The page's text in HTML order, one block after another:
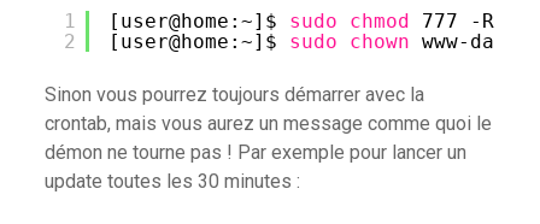
1
2
[user@home:~]$ sudo chmod 777 -R
[user@home:~]$ sudo chown www-
Sinon vous pourrez toujours démarrer avec la
crontab, mais vous aurez un message comme quoi le
démon ne tourne pas ! Par exemple pour lancer un
update toutes les 30 minutes :